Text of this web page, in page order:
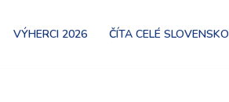
VÝHERCI 2026 ČÍTA CELÉ SLOVENSKO